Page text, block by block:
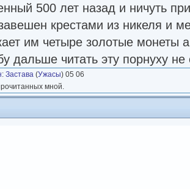
500 лет назад и ничуть
крестами из никеля и
им четыре золотые монеты
дальше читать эту порнуху не
: Застава (Ужасы) 05 06
мной.